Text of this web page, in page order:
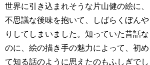
世界に引き込まれそうな片山健の絵に、
不思議な後味を抱いて、しばらくぼんや
りしてしまいました。知っていた昔話な
のに、絵の描き手の魅力によって、初め
て知る話のように思えたのもふしぎでし